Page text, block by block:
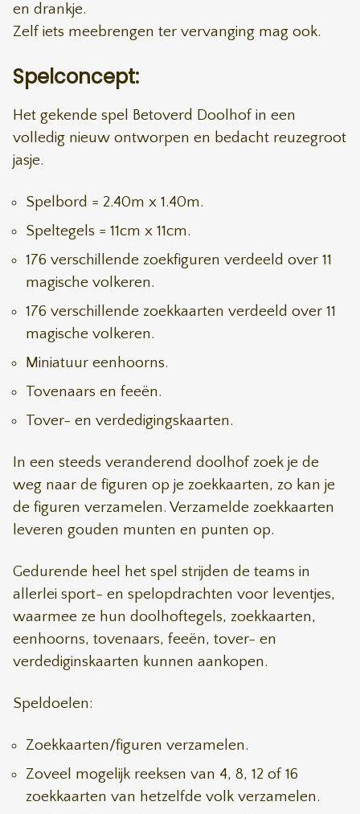
en drankje.
Zelf iets meebrengen ter vervanging mag ook.
Spelconcept:
Het gekende spel Betoverd Doolhof in een
volledig nieuw ontworpen en bedacht reuzegroot
jasje.
Spelbord = 2.40m x 1.40m.
Speltegels = 11cm x 11cm.
176 verschillende zoekfiguren verdeeld over 11
magische volkeren.
176 verschillende zoekkaarten verdeeld over 11
magische volkeren.
Miniatuur eenhoorns.
Tovenaars en feeën.
Tover- en verdedigingskaarten.
In een steeds veranderend doolhof zoek je de
weg naar de figuren op je zoekkaarten, zo kan je
de figuren verzamelen. Verzamelde zoekkaarten
leveren gouden munten en punten op.
Gedurende heel het spel strijden de teams in
allerlei sport- en spelopdrachten voor leventjes,
waarmee ze hun doolhoftegels, zoekkaarten,
eenhoorns, tovenaars, feeën, tover- en
verdediginskaarten kunnen aankopen.
Speldoelen:
Zoekkaarten/figuren verzamelen.
Zoveel mogelijk reeksen van 4, 8, 12 of 16
zoekkaarten van hetzelfde volk verzamelen.